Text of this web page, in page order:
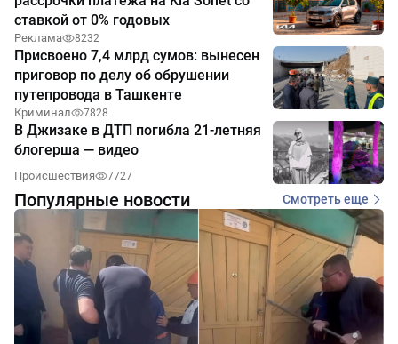
ставкой от 0% годовых
Реклама 8232
Присвоено 7,4 млрд сумов: вынесен
приговор по делу об обрушении
путепровода в Ташкенте
Криминал 7828
В Джизаке в ДТП погибла 21-летняя
блогерша — видео
Происшествия 7727
Популярные новости Смотреть еще